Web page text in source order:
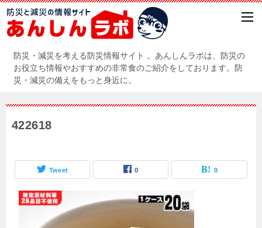
防災・減災を考える防災情報サイト 。あんしんラボは、防災の
お役立ち情報やおすすめの非常食のご紹介をしております。防
災・減災の備えをもっと身近に。
422618
Tweet 0 0